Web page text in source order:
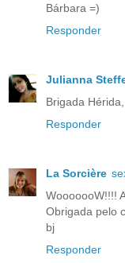
Bárbara =)
Responder
Julianna
Brigada
Responder
La Sorcière
WooooooW!!!!
Obrigada pelo
bj
Responder